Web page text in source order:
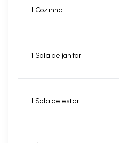
1 Cozinha
1 Sala de jantar
1 Sala de estar